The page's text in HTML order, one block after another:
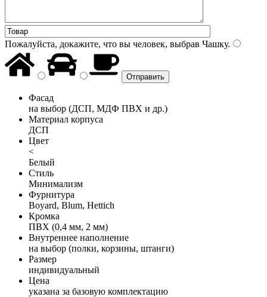
Пожалуйста, докажите, что вы человек, выбрав Чашку.
Фасад
на выбор (ДСП, МДФ ПВХ и др.)
Материал корпуса
ДСП
Цвет
<
Белый
Стиль
Минимализм
Фурнитура
Boyard, Blum, Hettich
Кромка
ПВХ (0,4 мм, 2 мм)
Внутреннее наполнение
на выбор (полки, корзины, штанги)
Размер
индивидуальный
Цена
указана за базовую комплектацию